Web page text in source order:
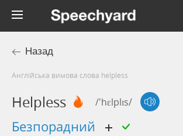
Назад
Англійська вимова слова helpless
Helpless /'hɛlplɪs/
безпорадний